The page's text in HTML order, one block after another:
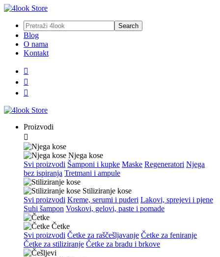
Blog
O nama
Kontakt



Proizvodi

Njega kose
Svi proizvodi Šamponi i kupke Maske Regeneratori Njega
bez ispiranja Tretmani i ampule
Stiliziranje kose
Svi proizvodi Kreme, serumi i puderi Lakovi, sprejevi i pjene
Suhi šampon Voskovi, gelovi, paste i pomade
Četke
Svi proizvodi Četke za raščešljavanje Četke za feniranje
Četke za stiliziranje Četke za bradu i brkove